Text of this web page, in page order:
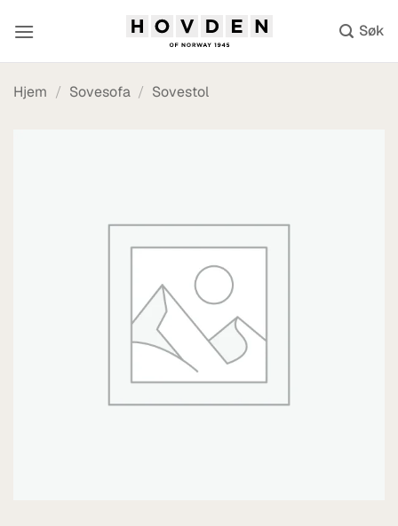
Hjem / Sovesofa / Sovestol